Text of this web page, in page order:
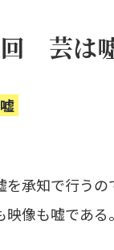
芸は
承知で行うの
像も嘘である